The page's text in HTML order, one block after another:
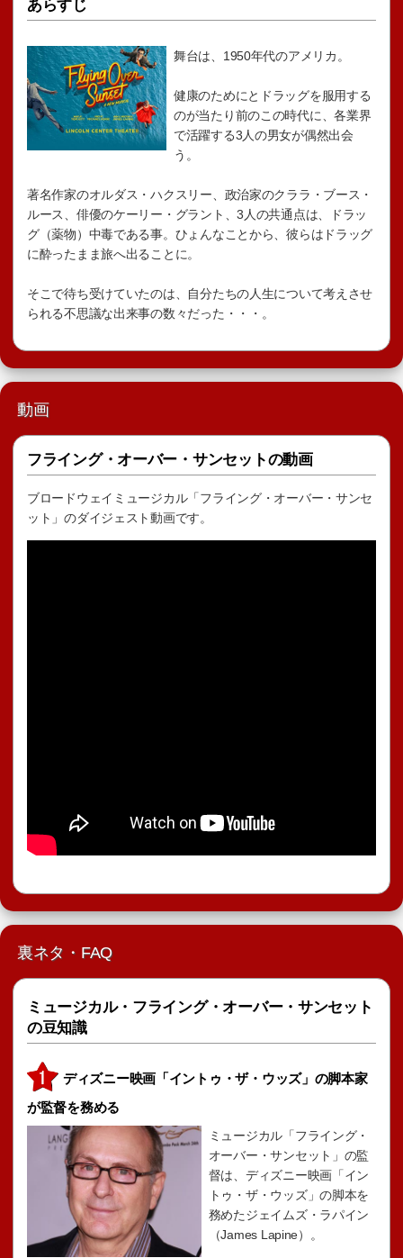
あらすじ
舞台は、1950年代のアメリカ。
健康のためにとドラッグを服用する
のが当たり前のこの時代に、各業界
で活躍する3人の男女が偶然出会
う。
著名作家のオルダス・ハクスリー、政治家のクララ・ブース・
ルース、俳優のケーリー・グラント、3人の共通点は、ドラッ
グ（薬物）中毒である事。ひょんなことから、彼らはドラッグ
に酔ったまま旅へ出ることに。
そこで待ち受けていたのは、自分たちの人生について考えさせ
られる不思議な出来事の数々だった・・・。
動画
フライング・オーバー・サンセットの動画
ブロードウェイミュージカル「フライング・オーバー・サンセ
ット」のダイジェスト動画です。
裏ネタ・FAQ
ミュージカル・フライング・オーバー・サンセット
の豆知識
ディズニー映画「イントゥ・ザ・ウッズ」の脚本家
が監督を務める
ミュージカル「フライング・
オーバー・サンセット」の監
督は、ディズニー映画「イン
トゥ・ザ・ウッズ」の脚本を
務めたジェイムズ・ラパイン
（James Lapine）。